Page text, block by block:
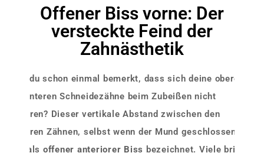
Offener Biss vorne: Der
versteckte Feind der
Zahnästhetik
Hast du schon einmal bemerkt, dass sich deine oberen
und unteren Schneidezähne beim Zubeißen nicht
berühren? Dieser vertikale Abstand zwischen den
vorderen Zähnen, selbst wenn der Mund geschlossen ist,
wird als offener anteriorer Biss bezeichnet. Viele bringen